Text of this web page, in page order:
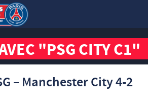
"PSG CITY C1"
– Manchester City 4-2